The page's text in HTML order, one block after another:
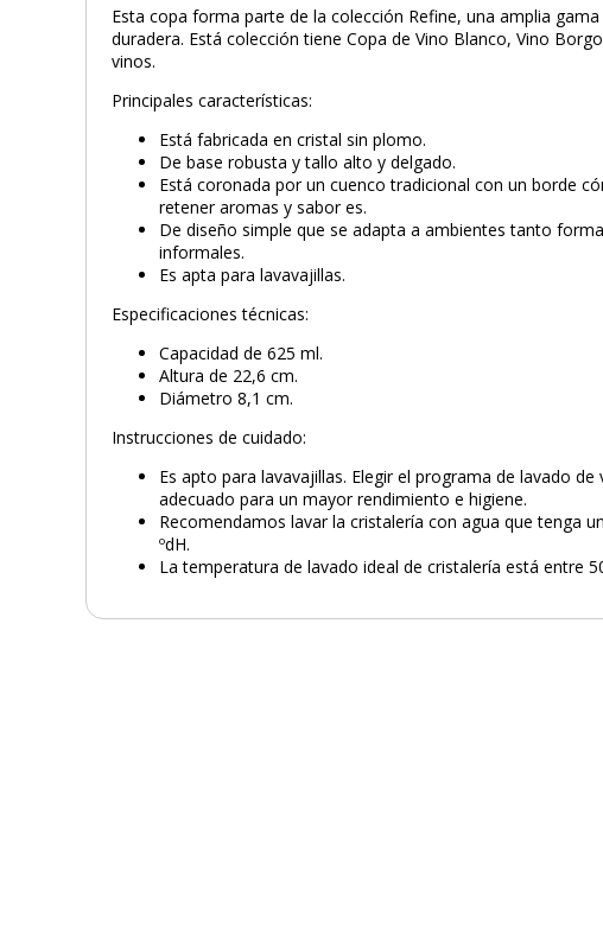
Esta copa forma parte de la colección Refine, una amplia
duradera. Está colección tiene Copa de Vino Blanco, Vino
vinos.
Principales características:
Está fabricada en cristal sin plomo.
De base robusta y tallo alto y delgado.
Está coronada por un cuenco tradicional con un borde
retener aromas y sabor es.
De diseño simple que se adapta a ambientes tanto
informales.
Es apta para lavavajillas.
Especificaciones técnicas:
Capacidad de 625 ml.
Altura de 22,6 cm.
Diámetro 8,1 cm.
Instrucciones de cuidado:
Es apto para lavavajillas. Elegir el programa de lavado de
adecuado para un mayor rendimiento e higiene.
Recomendamos lavar la cristalería con agua que tenga
ºdH.
La temperatura de lavado ideal de cristalería está entre